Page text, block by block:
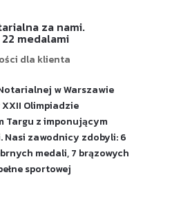
za nami.
medalami
dla klienta
w Warszawie
Olimpiadzie
Targu z imponującym
Nasi zawodnicy zdobyli: 6
medali, 7 brązowych
sportowej